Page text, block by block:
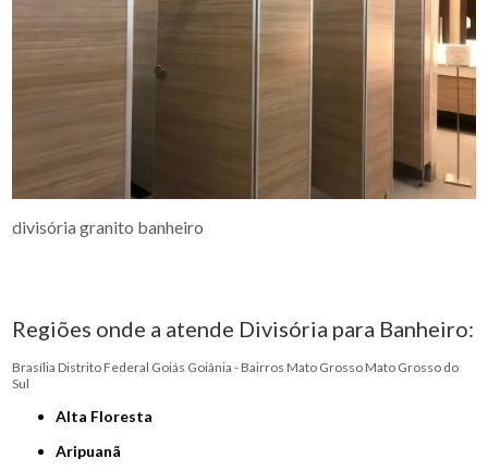
divisória granito banheiro
Regiões onde a atende Divisória para Banheiro:
Brasília Distrito Federal Goiás Goiânia - Bairros Mato Grosso Mato Grosso do
Sul
Alta Floresta
Aripuanã